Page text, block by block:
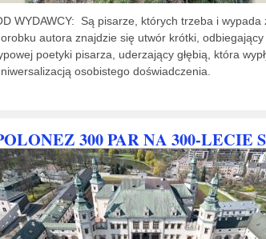
WYDAWCY:
Są pisarze, których trzeba i
autora znajdzie się utwór krótki,
poetyki pisarza, uderzający głębią, która
osobistego doświadczenia.
300 PAR NA 300-LECIE